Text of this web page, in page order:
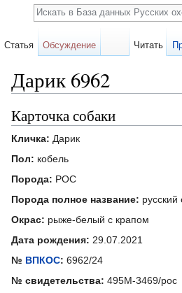
Дарик 6962
Карточка собаки
Кличка: Дарик
Пол: кобель
Порода: РОС
Порода полное название:
Окрас: рыже-белый с крапом
Дата рождения: 29.07.2021
№ ВПКОС: 6962/24
№ свидетельства: 495М-3469/рос
Статья Обсуждение Читать
Поиск